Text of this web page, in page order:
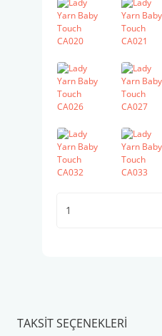
TAKSIT SEÇENEKLERI